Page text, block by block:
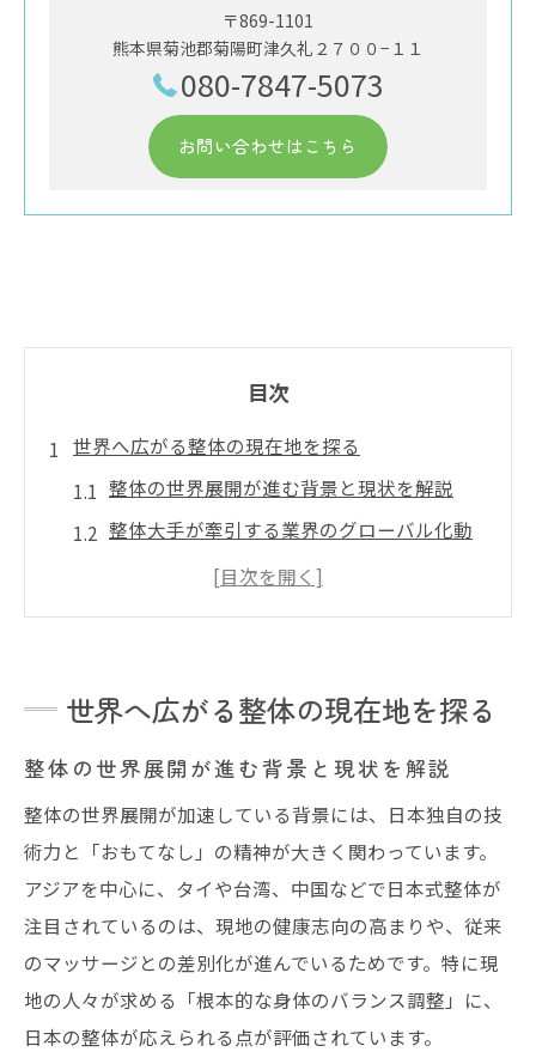
〒869-1101
熊本県菊池郡菊陽町津久礼２７００−１１
080-7847-5073
お問い合わせはこちら
目次
世界へ広がる整体の現在地を探る
整体の世界展開が進む背景と現状を解説
整体大手が牽引する業界のグローバル化動
整体業界の市場規模と成長の可能性を考察
アジア市場進出で変わる整体業界の未来
アジア進出が整体業界にもたらす変化を分
析
整体がアジア市場で受け入れられる条件と
は
アジア各国での整体導入事例と成功要因に
注目
整体がアジア市場で提供する新サービスの
世界へ広がる整体の現在地を探る
整体の世界展開が進む背景と現状を解説
整体の世界展開が加速している背景には、日本独自の技
術力と「おもてなし」の精神が大きく関わっています。
アジアを中心に、タイや台湾、中国などで日本式整体が
注目されているのは、現地の健康志向の高まりや、従来
のマッサージとの差別化が進んでいるためです。特に現
地の人々が求める「根本的な身体のバランス調整」に、
日本の整体が応えられる点が評価されています。